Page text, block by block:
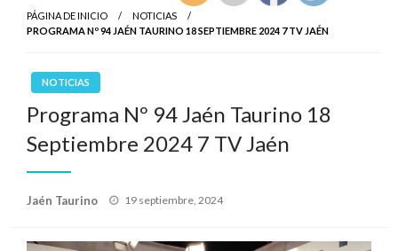
PÁGINA DE INICIO
NOTICIAS
PROGRAMA Nº 94 JAÉN TAURINO 18 SEPTIEMBRE 2024 7 TV JAÉN
NOTICIAS
Programa Nº 94 Jaén Taurino 18
Septiembre 2024 7 TV Jaén
Jaén Taurino
Publicado
19 septiembre, 2024